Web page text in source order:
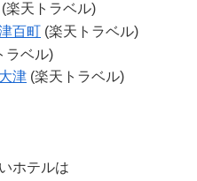
(楽天トラベル)
百町 (楽天トラベル)
ラベル)
津 (楽天トラベル)
ホテルは